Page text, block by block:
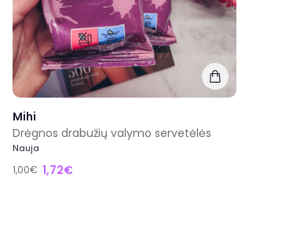
Mihi
Drėgnos drabužių valymo servetėlės
Nauja
1,00€ 1,72€